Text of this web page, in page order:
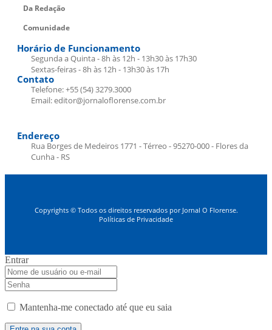
Da Redação
Comunidade
Horário de Funcionamento
Segunda a Quinta - 8h às 12h - 13h30 às 17h30
Sextas-feiras - 8h às 12h - 13h30 às 17h
Contato
Telefone: +55 (54) 3279.3000
Email: editor@jornaloflorense.com.br
Endereço
Rua Borges de Medeiros 1771 - Térreo - 95270-000 - Flores da
Cunha - RS
Copyrights © Todos os direitos reservados por Jornal O Florense.
Políticas de Privacidade
Entrar
Mantenha-me conectado até que eu saia